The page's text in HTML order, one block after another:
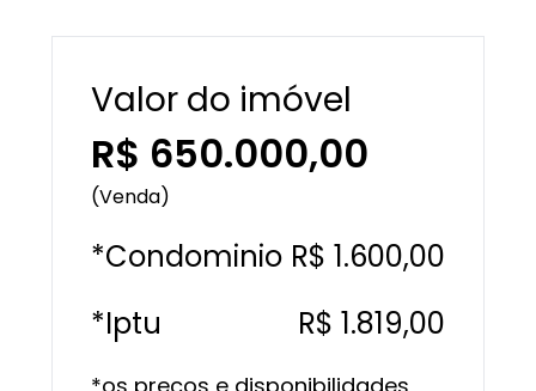
Valor do imóvel
R$ 650.000,00
(Venda)
*Condominio R$ 1.600,00
*Iptu
R$ 1.819,00